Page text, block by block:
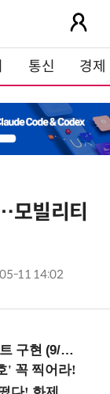
통신 경제
모빌리티
11 14:02
~17 강남역)